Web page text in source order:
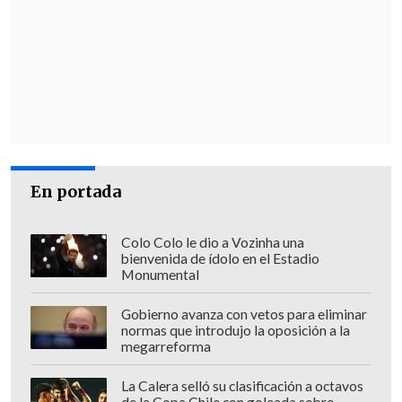
En portada
Colo Colo le dio a Vozinha una
bienvenida de ídolo en el Estadio
Monumental
Gobierno avanza con vetos para eliminar
normas que introdujo la oposición a la
megarreforma
La Calera selló su clasificación a octavos